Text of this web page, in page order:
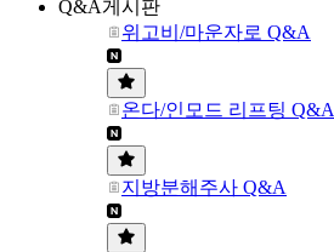
Q&A게시판
위고비/마운자로 Q&A
온다/인모드 리프팅 Q&A
지방분해주사 Q&A